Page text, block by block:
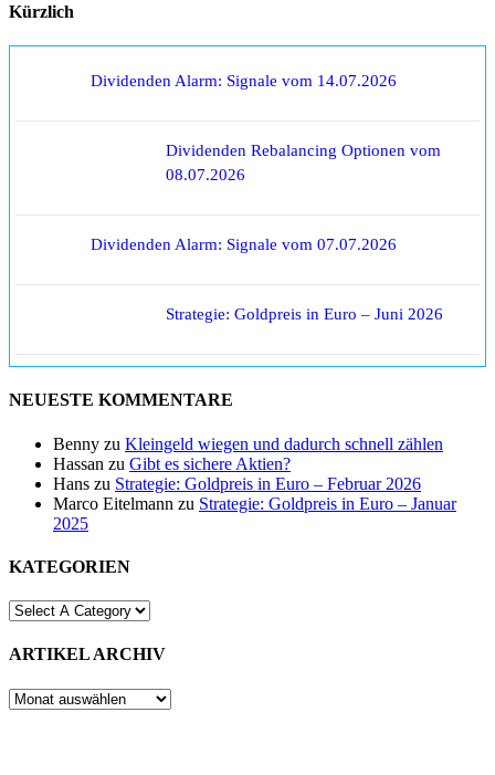
Kürzlich
Dividenden Alarm: Signale vom 14.07.2026
Dividenden Rebalancing Optionen vom
08.07.2026
Dividenden Alarm: Signale vom 07.07.2026
Strategie: Goldpreis in Euro – Juni 2026
NEUESTE KOMMENTARE
Benny zu Kleingeld wiegen und dadurch schnell zählen
Hassan zu Gibt es sichere Aktien?
Hans zu Strategie: Goldpreis in Euro – Februar 2026
Marco Eitelmann zu Strategie: Goldpreis in Euro – Januar
2025
KATEGORIEN
ARTIKEL ARCHIV
ARTIKEL